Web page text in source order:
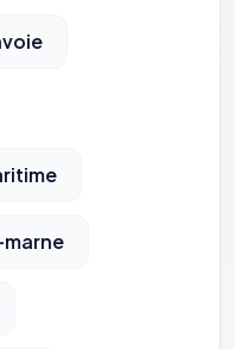
: session, sécurité,
Ils ne